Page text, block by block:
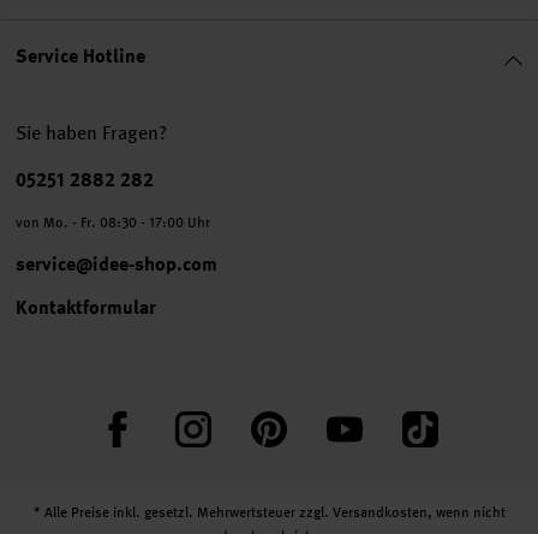
Service Hotline
Sie haben Fragen?
Telefonnummer
05251 2882 282
von Mo. - Fr. 08:30 - 17:00 Uhr
service@idee-shop.com
Kontaktformular
FacebookInstagram PinterestYouTube TikTok
* Alle Preise inkl. gesetzl. Mehrwertsteuer zzgl. Versandkosten, wenn nicht